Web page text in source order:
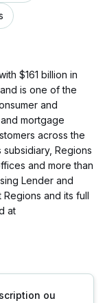
$161 billion in
is one of the
and
mortgage
across the
Regions
and more than
Lender and
Regions and its full
at
ou